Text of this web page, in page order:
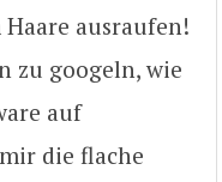
ausraufen!
zu googeln, wie
auf
die flache